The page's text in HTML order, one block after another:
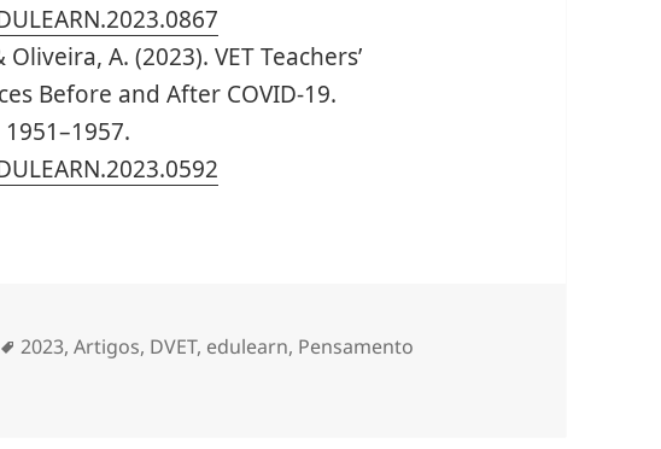
A. (2023). VET Teachers’
Before and After COVID-19.
Etiquetas
2023,Artigos, DVET, edulearn, Pensamento